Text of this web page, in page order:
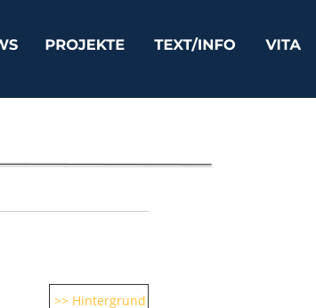
>> Hintergrund